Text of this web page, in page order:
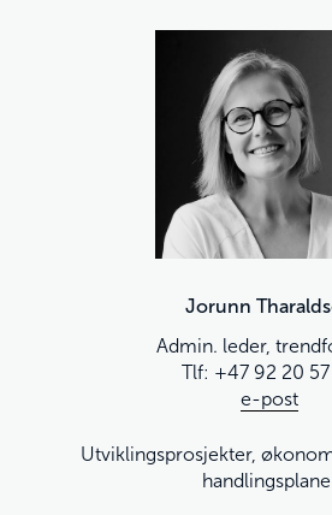
Jorunn
Admin. leder,
Tlf: +47 92 20
e-post
Utviklingsprosjekter,